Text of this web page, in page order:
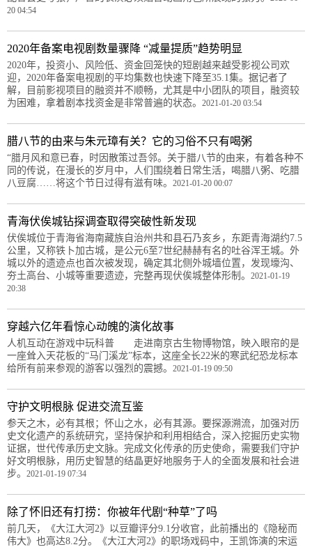
20 04:54
2020年备案电视剧数量骤降 “减量提质”趋势明显
2020年，投资小、风险低、资金回笼快的短剧越来越受影视公司欢
迎，2020年备案电视剧的平均集数也快速下降至35.1集。据记者了
解，目前影视项目的融资并不顺畅，尤其是中小团队的项目，融资较
为困难，拿着剧本找资金是非常普遍的状态。 2021-01-20 03:54
腊八节的由来与朱元璋有关？它的习俗不只有喝粥
“腊月风和意已春，时因散策过吾邻。关于腊八节的由来，有着各种不
同的传说，在漫长的岁月中，人们围绕着日常生活，喝腊八粥、吃腊
八豆腐……将这个节日过得有滋有味。 2021-01-20 00:07
青海伏俟城钻探调查取得突破性新发现
伏俟城位于青海省海南藏族自治州共和县石乃亥乡，东距青海湖约7.5
公里，又称铁卜加古城，是公元6至7世纪赫赫有名的吐谷浑王城。外
城以外的遗迹点也首次被发现，确定其北侧外城墙位置，发现壕沟、
夯土高台、小城等重要遗迹，完整再现伏俟城整体形制。 2021-01-19
20:38
穿越六亿年看惊心动魄的演化故事
人机互动在游戏中玩科普 走进南京古生物博物馆，映入眼帘的是
一座耸入天花板的“马门溪龙”标本，这座全长22米的寒武纪恐龙标本
给所有前来参观的游客以强烈的震撼。 2021-01-19 09:50
守护文明根脉 促进交流互鉴
参天之木，必有其根；怀山之水，必有其源。要探源溯流，加强对历
史文化遗产的系统研究，坚持保护和利用相结合，深入挖掘历史实物
证据，世代传承历史文脉。完成文化传承的历史使命，需要我们守护
好文明根脉，用历史智慧的结晶更好地服务于人的全面发展和社会进
步。 2021-01-19 07:34
除了怀旧还有打捞：你被年代剧“种草”了吗
前几天，《大江大河2》以豆瓣评分9.1分收官，此前播出的《隐秘而
伟大》也高达8.2分。《大江大河2》的职场戏码中，王凯饰演的宋运